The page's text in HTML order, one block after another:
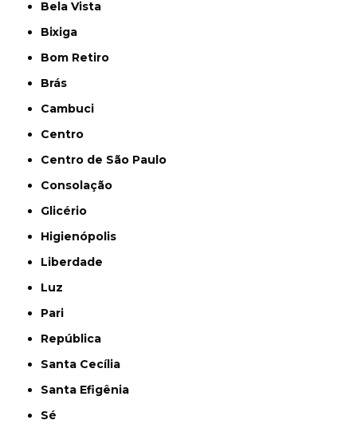
Bela Vista
Bixiga
Bom Retiro
Brás
Cambuci
Centro
Centro de São Paulo
Consolação
Glicério
Higienópolis
Liberdade
Luz
Pari
República
Santa Cecília
Santa Efigênia
Sé